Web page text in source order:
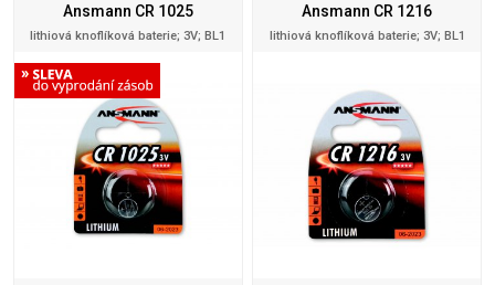
Ansmann CR 1025
lithiová knoflíková baterie; 3V; BL1
Ansmann CR 1216
lithiová knoflíková baterie; 3V; BL1